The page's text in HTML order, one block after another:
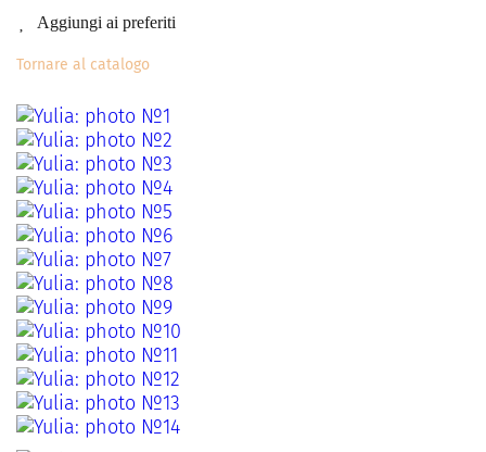
Aggiungi ai preferiti
Tornare al catalogo